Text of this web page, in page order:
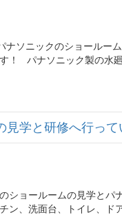
ソニックのショールー
！ パナソニック製の水
学と研修へ行って
ショールームの見学とパ
ン、洗面台、トイレ、